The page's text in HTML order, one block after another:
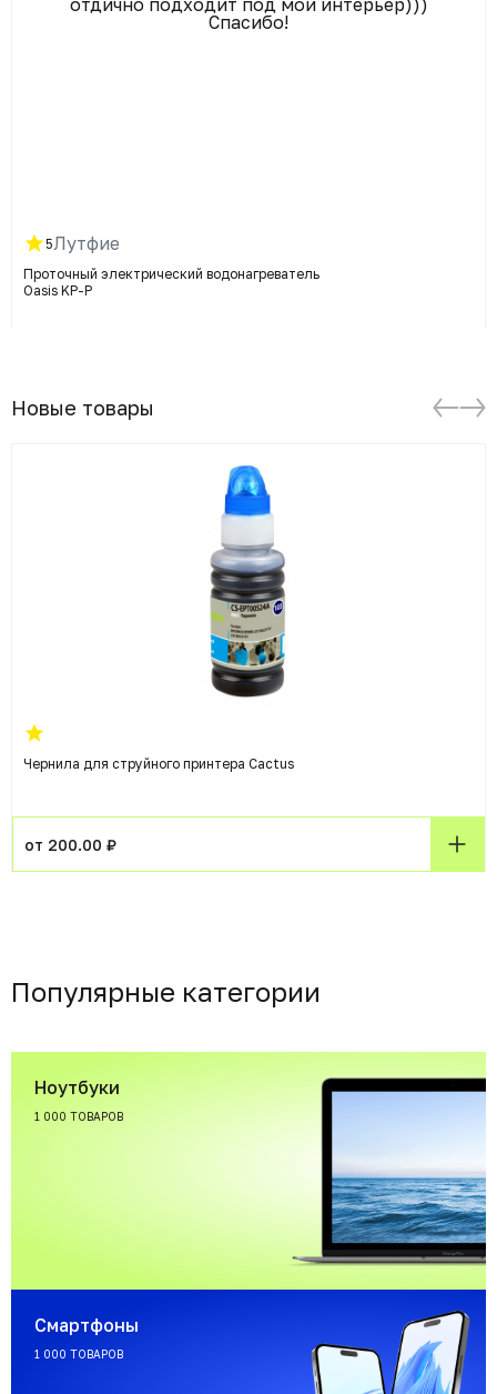
отдично подходит под мой интерьер)))
Спасибо!
5Лутфие
Проточный электрический водонагреватель
Oasis KP-P
Новые товары
Чернила для струйного принтера Cactus
от 200.00 ₽
Популярные категории
Ноутбуки
1 000 ТОВАРОВ
Смартфоны
1 000 ТОВАРОВ